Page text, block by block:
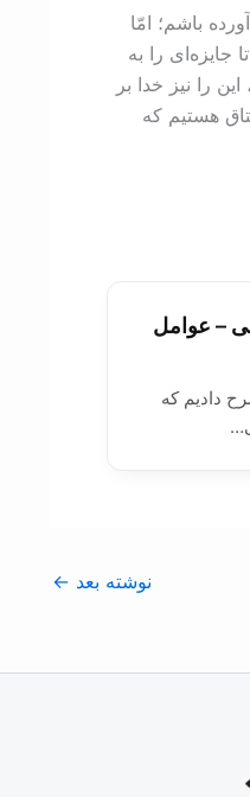
باشم؛ امّا
را به
را نیز خدا بر
مشتاق هستیم که
– عوامل
دادیم که
نوشته بعد ←